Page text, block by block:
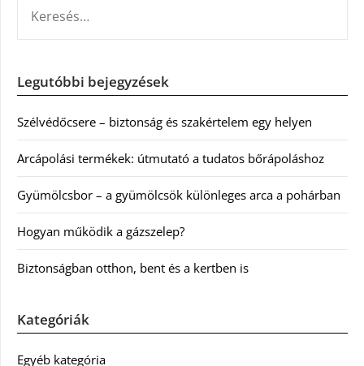
Legutóbbi bejegyzések
Szélvédőcsere – biztonság és szakértelem egy helyen
Arcápolási termékek: útmutató a tudatos bőrápoláshoz
Gyümölcsbor – a gyümölcsök különleges arca a pohárban
Hogyan működik a gázszelep?
Biztonságban otthon, bent és a kertben is
Kategóriák
Egyéb kategória